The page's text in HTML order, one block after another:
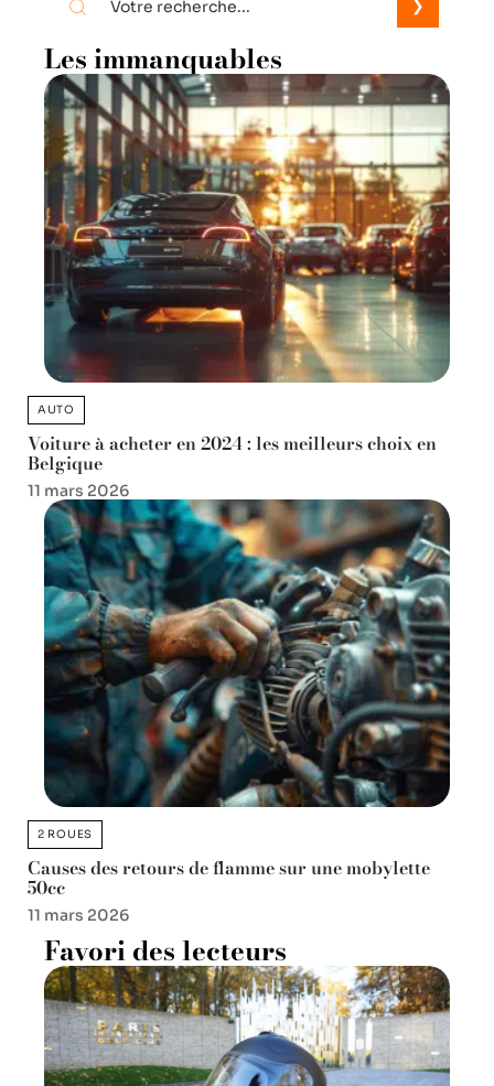
Les immanquables
AUTO
Voiture à acheter en 2024 : les meilleurs choix en
Belgique
11 mars 2026
2 ROUES
Causes des retours de flamme sur une mobylette
50cc
11 mars 2026
Favori des lecteurs